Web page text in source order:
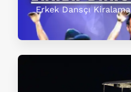
Erkek Dansçı Kiralama​